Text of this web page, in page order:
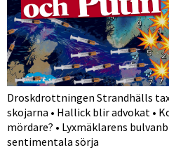
Droskdrottningen Strandhälls
skojarna • Hallick blir advokat •
mördare? • Lyxmäklarens
sentimentala sörja